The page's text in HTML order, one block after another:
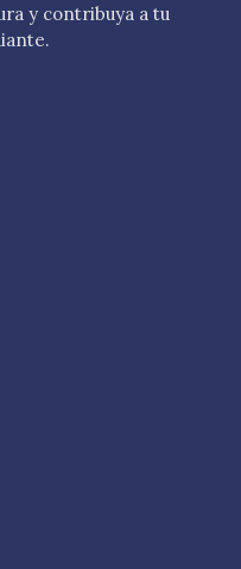
y contribuya a tu